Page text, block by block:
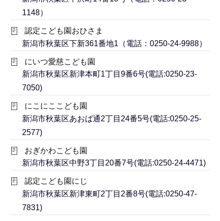
1148）
認定こども園おひさま
新潟市秋葉区下新361番地1（電話：0250-24-9988）
にいつ愛慈こども園
新潟市秋葉区新津本町1丁目9番6号(電話:0250-23-
7050)
にこにここども園
新潟市秋葉区あおば通2丁目24番5号(電話:0250-25-
2577)
おぎかわこども園
新潟市秋葉区中野3丁目20番7号(電話:0250-24-4471)
認定こども園にじ
新潟市秋葉区新津東町2丁目2番8号(電話:0250-47-
7831)